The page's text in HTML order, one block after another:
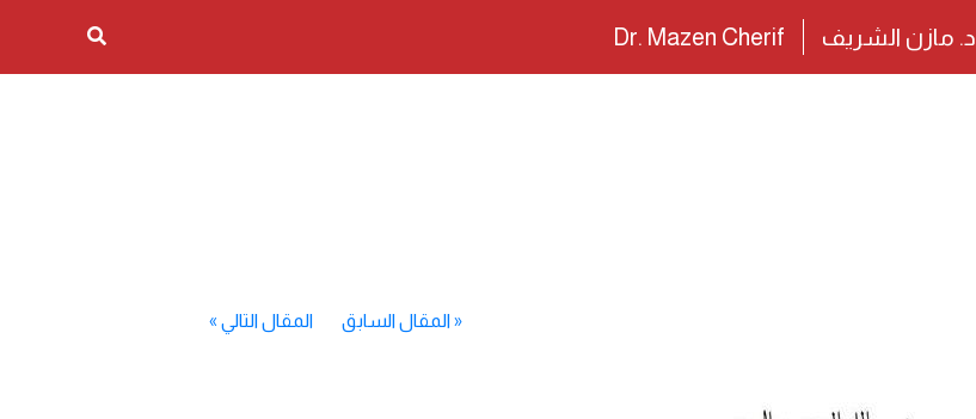
د. مازن الشريف Dr. Mazen Cherif
«المقال السابق المقال التالي »